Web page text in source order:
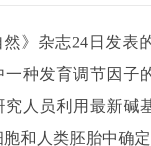
然》杂志24日发表
一种发育调节因子
究人员利用最新碱
胞和人类胚胎中确